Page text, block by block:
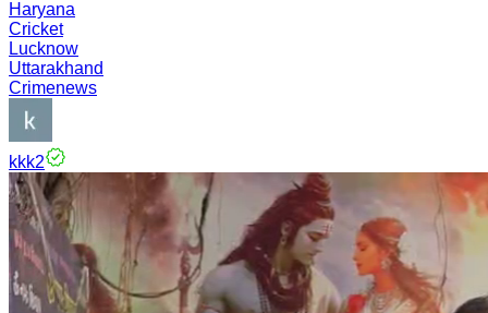
Haryana
Cricket
Lucknow
Uttarakhand
Crimenews
kkk2